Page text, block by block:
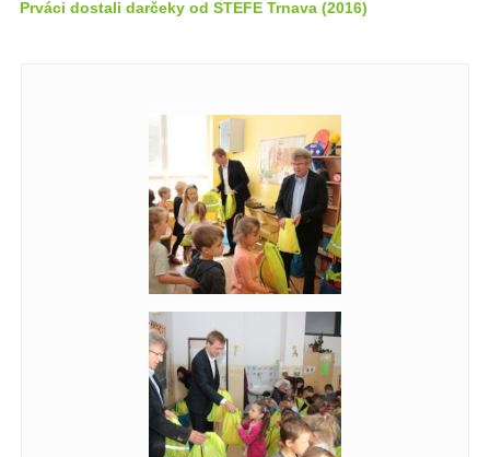
Prváci dostali darčeky od STEFE Trnava (2016)